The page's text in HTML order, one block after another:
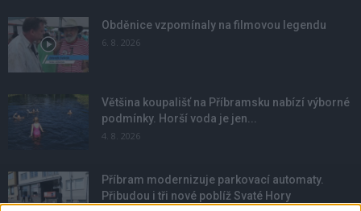
Obděnice vzpomínaly na filmovou legendu
6. 8. 2026
Většina koupališť na Příbramsku nabízí výborné
podmínky. Horší voda je jen...
4. 8. 2026
Příbram modernizuje parkovací automaty.
Přibudou i tři nové poblíž Svaté Hory